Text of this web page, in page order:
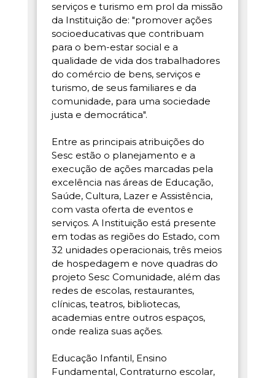
serviços e turismo em prol da missão
da Instituição de: "promover ações
socioeducativas que contribuam
para o bem-estar social e a
qualidade de vida dos trabalhadores
do comércio de bens, serviços e
turismo, de seus familiares e da
comunidade, para uma sociedade
justa e democrática".
Entre as principais atribuições do
Sesc estão o planejamento e a
execução de ações marcadas pela
excelência nas áreas de Educação,
Saúde, Cultura, Lazer e Assistência,
com vasta oferta de eventos e
serviços. A Instituição está presente
em todas as regiões do Estado, com
32 unidades operacionais, três meios
de hospedagem e nove quadras do
projeto Sesc Comunidade, além das
redes de escolas, restaurantes,
clínicas, teatros, bibliotecas,
academias entre outros espaços,
onde realiza suas ações.
Educação Infantil, Ensino
Fundamental, Contraturno escolar,